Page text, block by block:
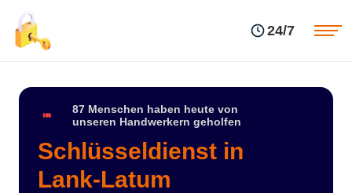
24/7
87 Menschen haben heute von
unseren Handwerkern geholfen
Schlüsseldienst in
Lank-Latum